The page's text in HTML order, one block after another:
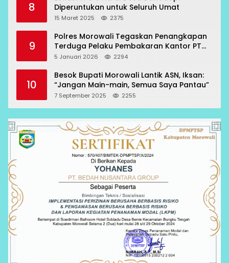
8
Diperuntukan untuk Seluruh Umat
15 Maret 2025 2375
9
Polres Morowali Tegaskan Penangkapan
Terduga Pelaku Pembakaran Kantor PT
RCP Sesuai Prosedur
5 Januari 2026 2294
10
Besok Bupati Morowali Lantik ASN, Iksan:
“Jangan Main-main, Semua Saya Pantau”
7 September 2025 2255